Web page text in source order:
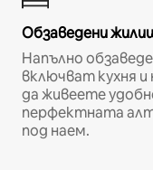
Обзаведени
Напълно
включват кухня
да живеете
перфектната
под наем.